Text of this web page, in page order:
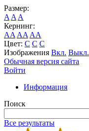
Размер:
A A A
Кернинг:
AA AA AA
Цвет: C C C
Изображения Вкл. Выкл.
Обычная версия сайта
Войти
Информация
Поиск
Все результаты